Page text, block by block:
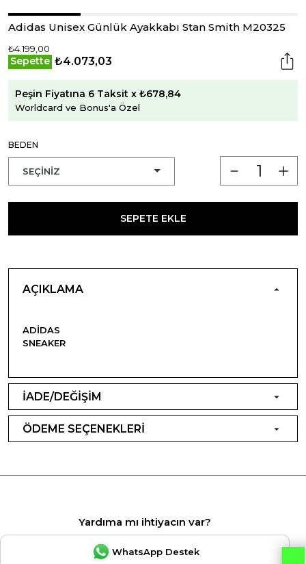
Adidas Unisex Günlük Ayakkabı Stan Smith M20325
₺4.199,00
Sepette ₺4.073,03
Peşin Fiyatına 6 Taksit x ₺678,84
Worldcard ve Bonus'a Özel
BEDEN
SEPETE EKLE
AÇIKLAMA
ADIDAS
SNEAKER
İADE/DEĞİŞİM
ÖDEME SEÇENEKLERİ
Yardıma mı ihtiyacın var?
WhatsApp Destek